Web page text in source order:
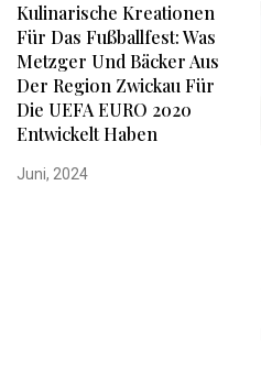
Kulinarische Kreationen
Für Das Fußballfest: Was
Metzger Und Bäcker Aus
Der Region Zwickau Für
Die UEFA EURO 2020
Entwickelt Haben
Juni, 2024